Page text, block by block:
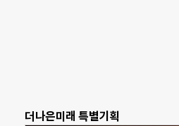
더나은미래 특별기획